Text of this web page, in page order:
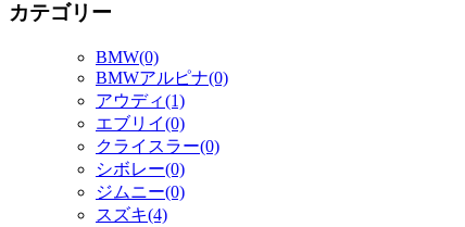
カテゴリー
BMW(0)
BMWアルピナ(0)
アウディ(1)
エブリイ(0)
クライスラー(0)
シボレー(0)
ジムニー(0)
スズキ(4)